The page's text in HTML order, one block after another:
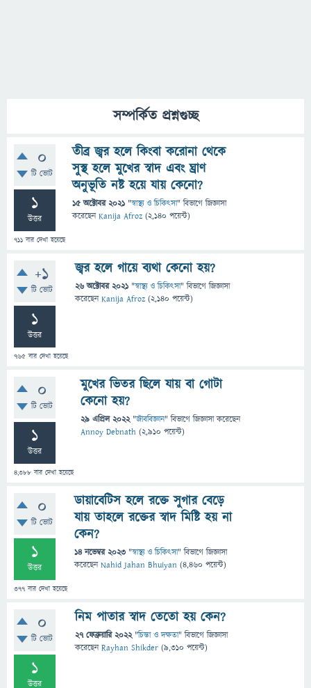
সম্পর্কিত প্রশ্নগুচ্ছ
0
টি ভোট
1
উত্তর
711 বার দেখা হয়েছে
তীব্র জ্বর হলে কিংবা করোনা থেকে
সুস্থ হলে মুখের স্বাদ এবং ঘ্রাণ
অনুভূতি নষ্ট হয়ে যায় কেনো?
15 অক্টোবর 2021 "স্বাস্থ্য ও চিকিৎসা" বিভাগে জিজ্ঞাসা
করেছেনKanija Afroz (2,140 পয়েন্ট)
+1
টি ভোট
1
উত্তর
765 বার দেখা হয়েছে
জ্বর হলে গায়ে ব্যথা কেনো হয়?
26 অক্টোবর 2021 "স্বাস্থ্য ও চিকিৎসা" বিভাগে জিজ্ঞাসা
করেছেনKanija Afroz (2,140 পয়েন্ট)
0
টি ভোট
1
উত্তর
4,388 বার দেখা হয়েছে
মুখের ভিতর ছিলে যায় বা গোটা
কেনো হয়?
29 এপ্রিল 2022 "জীববিজ্ঞান" বিভাগে জিজ্ঞাসাকরেছেন
Annoy Debnath (2,910 পয়েন্ট)
0
টি ভোট
1
উত্তর
377 বার দেখা হয়েছে
ডায়াবেটিস হলে রক্তে সুগার বেড়ে
যায় তাহলে রক্তের স্বাদ মিষ্টি হয় না
কেন?
14 নভেম্বর 2023 "স্বাস্থ্য ও চিকিৎসা" বিভাগে জিজ্ঞাসা
করেছেনNahid Jahan Bhuiyan (4,460 পয়েন্ট)
0
টি ভোট
1
উত্তর
নিম পাতার স্বাদ তেতো হয় কেন?
27 ফেব্রুয়ারি 2022 "চিন্তা ও দক্ষতা" বিভাগে জিজ্ঞাসা
করেছেনRayhan Shikder (9,310 পয়েন্ট)